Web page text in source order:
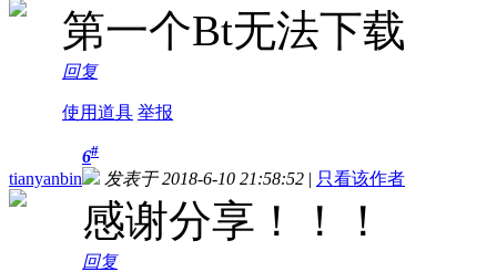
第一个Bt无法下载
回复
使用道具 举报
tianyanbin
6#
发表于 2018-6-10 21:58:52 | 只看该作者
感谢分享！！！
回复